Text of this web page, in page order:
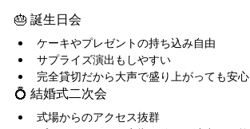
🎂 誕生日会
ケーキやプレゼントの持ち込み自由
サプライズ演出もしやすい
完全貸切だから大声で盛り上がっても安心
💍 結婚式二次会
式場からのアクセス抜群